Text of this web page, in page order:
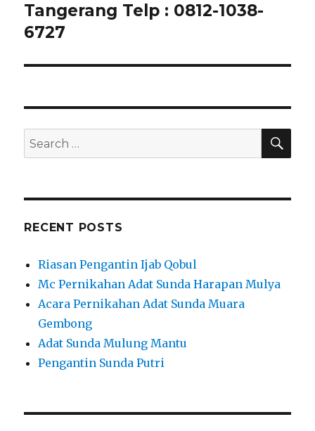
Tangerang Telp : 0812-1038-
6727
Search
for:
RECENT POSTS
Riasan Pengantin Ijab Qobul
Mc Pernikahan Adat Sunda Harapan Mulya
Acara Pernikahan Adat Sunda Muara
Gembong
Adat Sunda Mulung Mantu
Pengantin Sunda Putri